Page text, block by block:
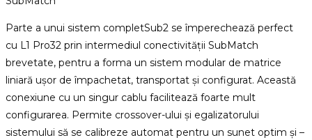
Parte a unui sistem completSub2 se împerechează perfect
cu L1 Pro32 prin intermediul conectivității SubMatch
brevetate, pentru a forma un sistem modular de matrice
liniară ușor de împachetat, transportat și configurat. Această
conexiune cu un singur cablu facilitează foarte mult
configurarea. Permite crossover-ului și egalizatorului
sistemului să se calibreze automat pentru un sunet optim și –